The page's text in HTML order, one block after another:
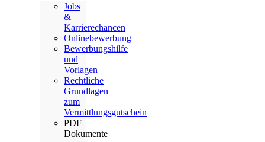
Jobs
&
Karrierechancen
Onlinebewerbung
Bewerbungshilfe
und
Vorlagen
Rechtliche
Grundlagen
zum
Vermittlungsgutschein
PDF
Dokumente